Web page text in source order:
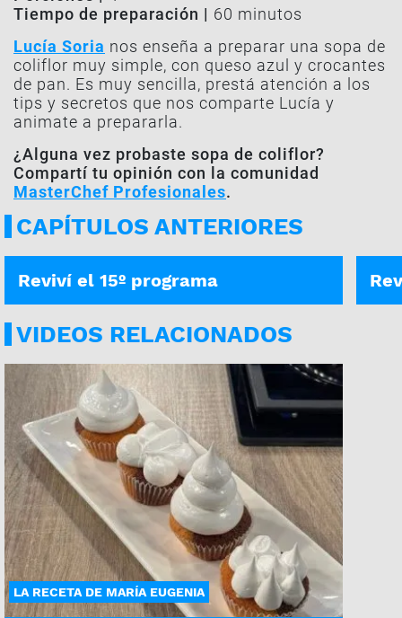
Tiempo de preparación | 60 minutos
Lucía Soria nos enseña a preparar una sopa de
coliflor muy simple, con queso azul y crocantes
de pan. Es muy sencilla, prestá atención a los
tips y secretos que nos comparte Lucía y
animate a prepararla.
¿Alguna vez probaste sopa de coliflor?
Compartí tu opinión con la comunidad
MasterChef Profesionales.
CAPÍTULOS ANTERIORES
PROGRAMA COMPLETO
Reviví el 15º programa
VIDEOS RELACIONADOS
LA RECETA DE MARÍA EUGENIA